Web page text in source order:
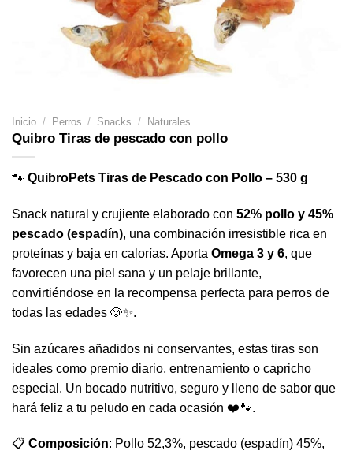
Inicio / Perros / Snacks / Naturales
Quibro Tiras de pescado con pollo
🐾 QuibroPets Tiras de Pescado con Pollo – 530 g
Snack natural y crujiente elaborado con 52% pollo y 45%
pescado (espadín), una combinación irresistible rica en
proteínas y baja en calorías. Aporta Omega 3 y 6, que
favorecen una piel sana y un pelaje brillante,
convirtiéndose en la recompensa perfecta para perros de
todas las edades 🐶✨.
Sin azúcares añadidos ni conservantes, estas tiras son
ideales como premio diario, entrenamiento o capricho
especial. Un bocado nutritivo, seguro y lleno de sabor que
hará feliz a tu peludo en cada ocasión ❤️🐾.
📋 Composición: Pollo 52,3%, pescado (espadín) 45%,